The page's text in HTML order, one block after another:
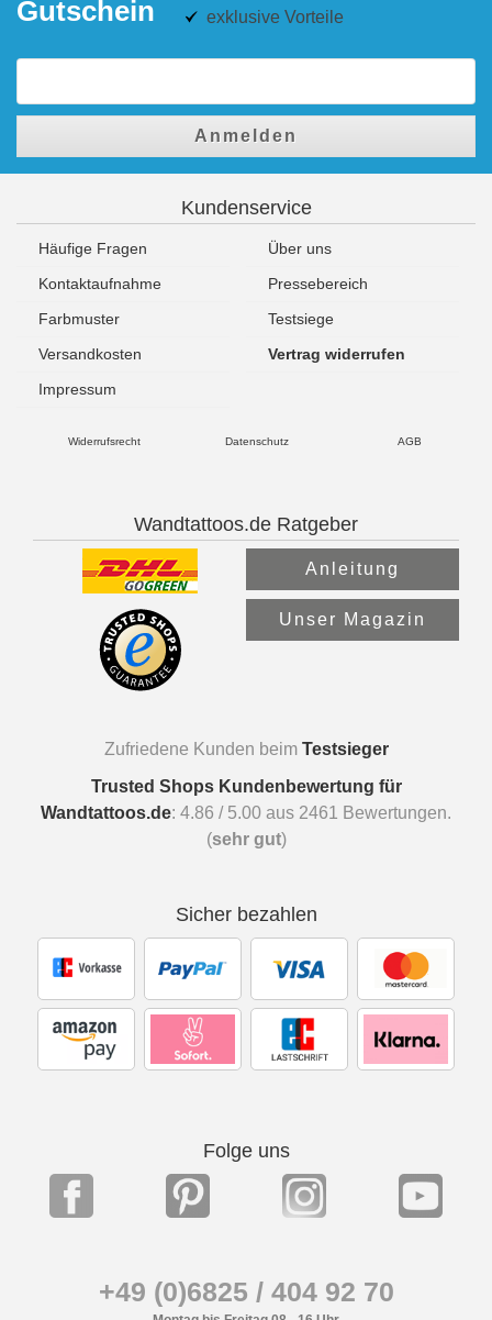
Gutschein
exklusive Vorteile
Anmelden
Kundenservice
Häufige Fragen
Über uns
Kontaktaufnahme
Pressebereich
Farbmuster
Testsiege
Versandkosten
Vertrag widerrufen
Impressum
Widerrufsrecht Datenschutz AGB
Wandtattoos.de Ratgeber
Anleitung
Unser Magazin
Zufriedene Kunden beim Testsieger
Trusted Shops Kundenbewertung für
Wandtattoos.de: 4.86 / 5.00 aus 2461
Bewertungen.
(sehr gut)
Sicher bezahlen
Folge uns
+49 (0)6825 / 404 92 70